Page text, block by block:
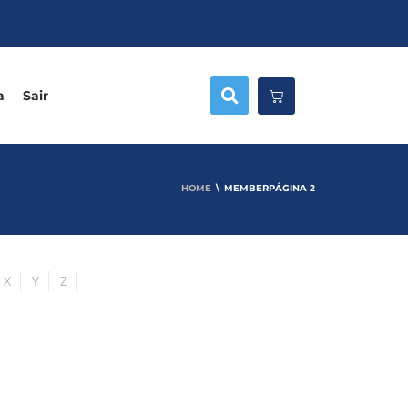
Sair
HOME MEMBERPÁGINA 2
X Y Z